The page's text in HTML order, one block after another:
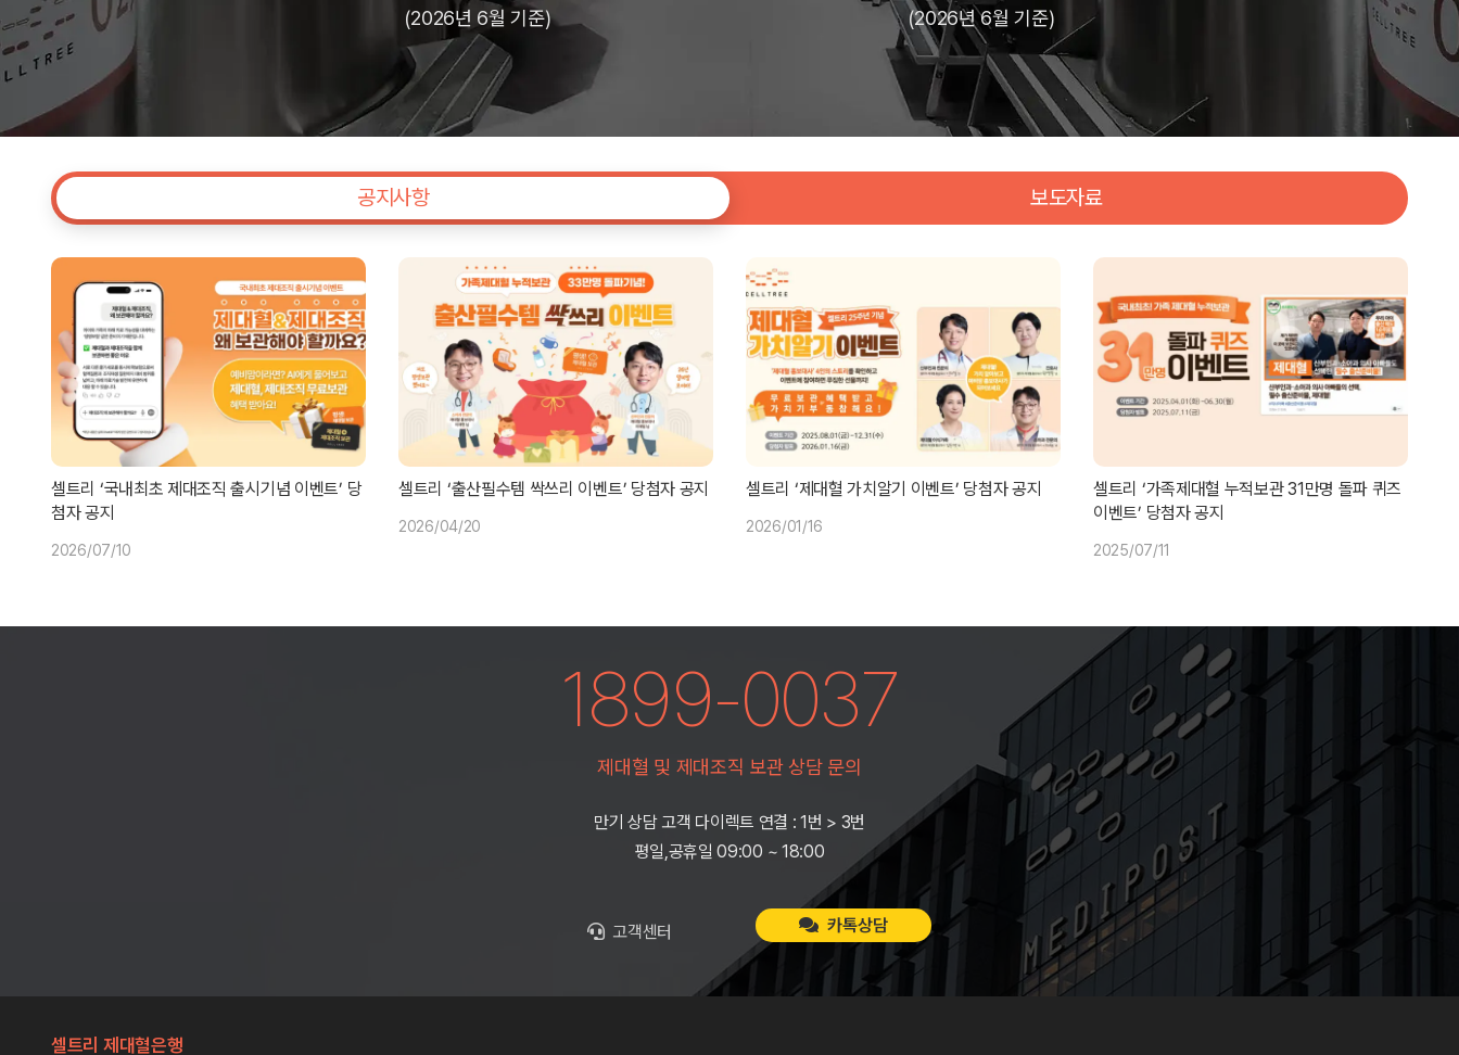
(2026년 6월 기준) (2026년 6월 기준)
공지사항 보도자료
셀트리 ‘국내최초 제대조직 출시기념 이벤트’ 당
첨자 공지
2026/07/10
셀트리 ‘출산필수템 싹쓰리 이벤트’ 당첨자 공지
2026/04/20
셀트리 ‘제대혈 가치알기 이벤트’ 당첨자 공지
2026/01/16
셀트리 ‘가족제대혈 누적보관 31만명 돌파 퀴즈
이벤트’ 당첨자 공지
2025/07/11
1899-0037
제대혈 및 제대조직 보관 상담 문의
만기 상담 고객 다이렉트 연결 : 1번 > 3번
평일,공휴일 09:00 ~ 18:00
고객센터 카톡상담
셀트리 제대혈은행